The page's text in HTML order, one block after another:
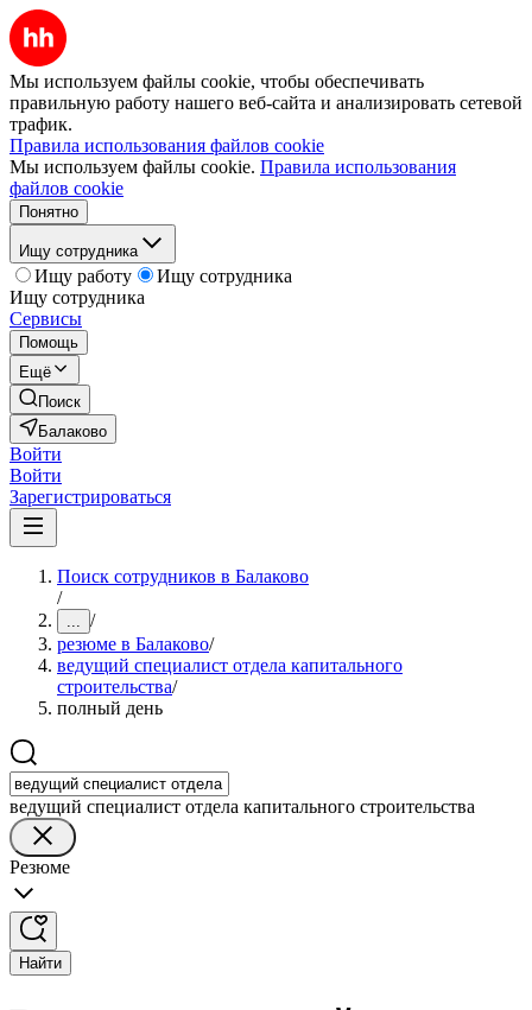
Мы используем файлы cookie, чтобы обеспечивать
правильную работу нашего веб-сайта и анализировать сетевой
трафик.
Правила использования файлов cookie
Мы используем файлы cookie. Правила использования
файлов cookie
Понятно
Ищу сотрудника
Ищу работу
Ищу сотрудника
Ищу сотрудника
Сервисы
Помощь
Ещё
Поиск
Балаково
Войти
Войти
Зарегистрироваться
Поиск сотрудников в Балаково
/
... /
резюме в Балаково/
ведущий специалист отдела капитального
строительства/
полный день
ведущий специалист отдела капитального строительства
Резюме
Найти